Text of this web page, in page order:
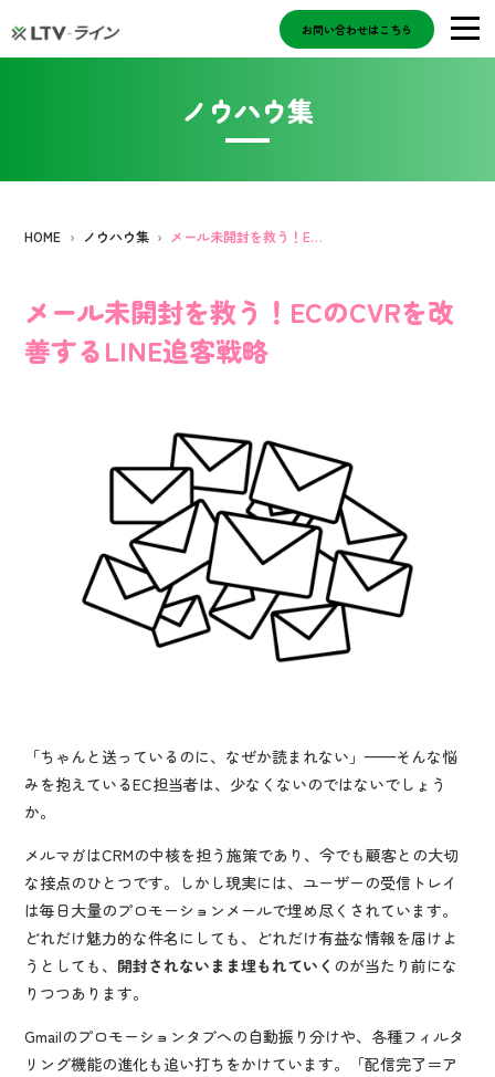
お問い合わせはこちら
ノウハウ集
HOME ノウハウ集 メール未開封を救う！ECのCVRを改善するLINE追客戦略
メール未開封を救う！ECのCVRを改
善するLINE追客戦略
「ちゃんと送っているのに、なぜか読まれない」——そんな悩
みを抱えているEC担当者は、少なくないのではないでしょう
か。
メルマガはCRMの中核を担う施策であり、今でも顧客との大切
な接点のひとつです。しかし現実には、ユーザーの受信トレイ
は毎日大量のプロモーションメールで埋め尽くされています。
どれだけ魅力的な件名にしても、どれだけ有益な情報を届けよ
うとしても、 開封されないまま埋もれていく のが当たり前にな
りつつあります。
Gmailのプロモーションタブへの自動振り分けや、各種フィルタ
リング機能の進化も追い打ちをかけています。「配信完了＝ア